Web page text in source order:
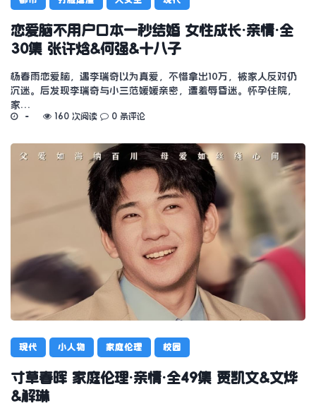
恋爱脑不用户口本一秒结婚 女性成长·亲情·全
30集 张许焓&何强&十八子
杨春雨恋爱脑，遇李瑞奇以为真爱，不惜拿出10万，被家人反对仍
沉迷。后发现李瑞奇与小三范媛媛亲密，遭羞辱昏迷。怀孕住院，
家…
160 次阅读 0 条评论
现代 小人物 家庭伦理 校园
寸草春晖 家庭伦理·亲情·全49集 贾凯文&文烨
&解琳